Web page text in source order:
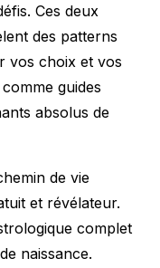
Ces deux
des patterns
vos choix et vos
guides
absolus de
de vie
et révélateur.
complet
naissance.